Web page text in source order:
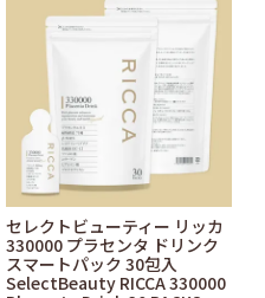
セレクトビューティー リッカ
330000 プラセンタ ドリンク
スマートパック 30包入
SelectBeauty RICCA 330000